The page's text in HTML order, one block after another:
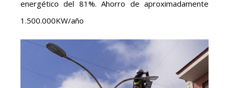
energético del 81%. Ahorro de aproximadamente
1.500.000KW/año